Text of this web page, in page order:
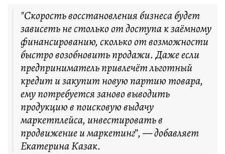
"Скорость восстановления бизнеса будет
зависеть не столько от доступа к заёмному
финансированию, сколько от возможности
быстро возобновить продажи. Даже если
предприниматель привлечёт льготный
кредит и закупит новую партию товара,
ему потребуется заново выводить
продукцию в поисковую выдачу
маркетплейса, инвестировать в
продвижение и маркетинг”, — добавляет
Екатерина Казак.